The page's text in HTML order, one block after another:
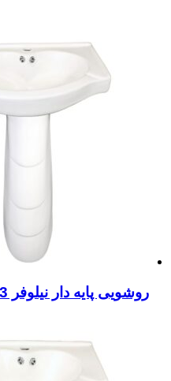
روشویی پایه دار نیلوفر 63